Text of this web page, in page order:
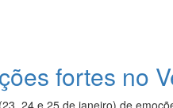
fortes no
24 e 25 de janeiro) de